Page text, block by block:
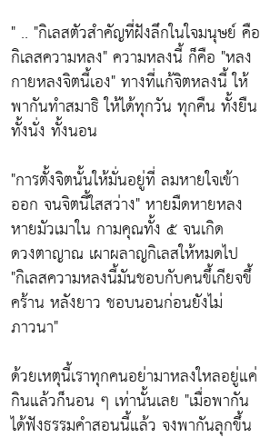
" .. "กิเลสตัวสำคัญที่ฝังลึกในใจมนุษย์ คือ
กิเลสความหลง"ความหลงนี้ ก็คือ "หลง
กายหลงจิตนี้เอง"ทางที่แก้จิตหลงนี้ ให้
พากันทำสมาธิ ให้ได้ทุกวัน ทุกคืน ทั้งยืน
ทั้งนั่ง ทั้งนอน
"การตั้งจิตนั้นให้มั่นอยู่ที่ ลมหายใจเข้า
ออก จนจิตนี้ใสสว่าง"หายมืดหายหลง
หายมัวเมาใน กามคุณทั้ง ๕ จนเกิด
ดวงตาญาณ เผาผลาญกิเลสให้หมดไป
"กิเลสความหลงนี้มันชอบกับคนขึ้เกียจขึ้
คร้าน หลังยาว ชอบนอนก่อนยังไม่
ภาวนา"
ด้วยเหตุนี้เราทุกคนอย่ามาหลงใหลอยู่แค่
กินแล้วก็นอน ๆ เท่านั้นเลย "เมื่อพากัน
ได้ฟังธรรมคำสอนนี้แล้ว จงพากันลุกขึ้น